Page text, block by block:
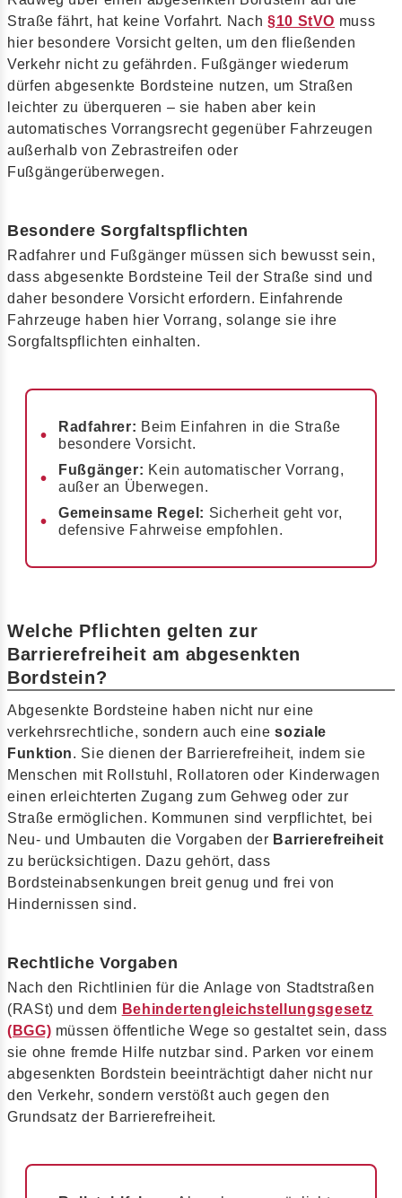
Straße fährt, hat keine Vorfahrt. Nach §10 StVO muss
hier besondere Vorsicht gelten, um den fließenden
Verkehr nicht zu gefährden. Fußgänger wiederum
dürfen abgesenkte Bordsteine nutzen, um Straßen
leichter zu überqueren – sie haben aber kein
automatisches Vorrangsrecht gegenüber Fahrzeugen
außerhalb von Zebrastreifen oder
Fußgängerüberwegen.
Besondere Sorgfaltspflichten
Radfahrer und Fußgänger müssen sich bewusst sein,
dass abgesenkte Bordsteine Teil der Straße sind und
daher besondere Vorsicht erfordern. Einfahrende
Fahrzeuge haben hier Vorrang, solange sie ihre
Sorgfaltspflichten einhalten.
Radfahrer: Beim Einfahren in die Straße
besondere Vorsicht.
Fußgänger: Kein automatischer Vorrang,
außer an Überwegen.
Gemeinsame Regel: Sicherheit geht vor,
defensive Fahrweise empfohlen.
Welche Pflichten gelten zur
Barrierefreiheit am abgesenkten
Bordstein?
Abgesenkte Bordsteine haben nicht nur eine
verkehrsrechtliche, sondern auch einesoziale
Funktion. Sie dienen der Barrierefreiheit, indem sie
Menschen mit Rollstuhl, Rollatoren oder Kinderwagen
einen erleichterten Zugang zum Gehweg oder zur
Straße ermöglichen. Kommunen sind verpflichtet, bei
Neu- und Umbauten die Vorgaben der Barrierefreiheit
zu berücksichtigen. Dazu gehört, dass
Bordsteinabsenkungen breit genug und frei von
Hindernissen sind.
Rechtliche Vorgaben
Nach den Richtlinien für die Anlage von Stadtstraßen
(RASt) und dem Behindertengleichstellungsgesetz
(BGG) müssen öffentliche Wege so gestaltet sein, dass
sie ohne fremde Hilfe nutzbar sind. Parken vor einem
abgesenkten Bordstein beeinträchtigt daher nicht nur
den Verkehr, sondern verstößt auch gegen den
Grundsatz der Barrierefreiheit.